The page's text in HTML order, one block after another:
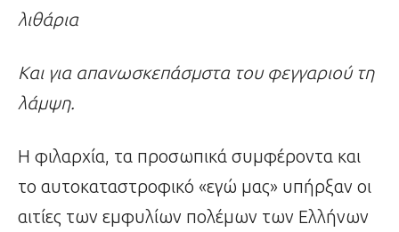
λιθάρια
Και για απανωσκεπάσμστα του φεγγαριού τη
λάμψη.
Η φιλαρχία, τα προσωπικά συμφέροντα και
το αυτοκαταστροφικό «εγώ μας» υπήρξαν οι
αιτίες των εμφυλίων πολέμων των Ελλήνων